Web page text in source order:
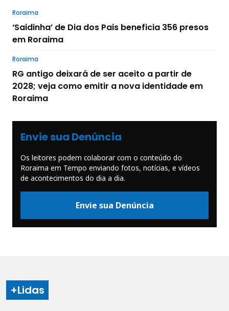
Roraima
‘Saidinha’ de Dia dos Pais beneficia 356 presos
em Roraima
Roraima
RG antigo deixará de ser aceito a partir de
2028; veja como emitir a nova identidade em
Roraima
Envie sua Denúncia
Os leitores podem colaborar com o conteúdo do
Roraima em Tempo enviando fotos, notícias, e vídeos
de acontecimentos do dia a dia.
Envie sua Denúncia
+Lidas